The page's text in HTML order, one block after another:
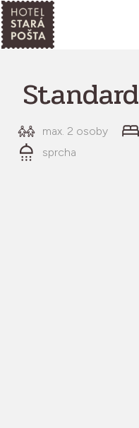
max. 2 osoby
sprcha